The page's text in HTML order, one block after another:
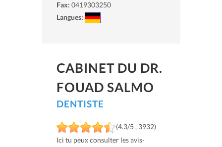
Fax: 0419303250
Langues:
CABINET DU DR.
FOUAD SALMO
DENTISTE
(4.3/5 , 3932)
Ici tu peux consulter les avis-